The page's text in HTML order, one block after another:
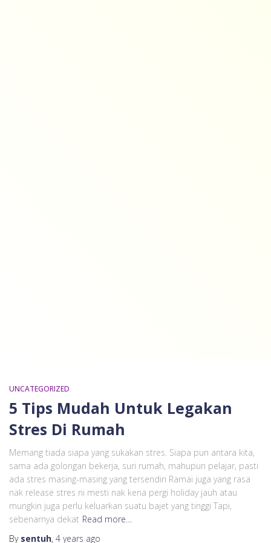
UNCATEGORIZED
5 Tips Mudah Untuk Legakan
Stres Di Rumah
Memang tiada siapa yang sukakan stres. Siapa pun antara kita,
sama ada golongan bekerja, suri rumah, mahupun pelajar, pasti
ada stres masing-masing yang tersendiri Ramai juga yang rasa
nak release stres ni mesti nak kena pergi holiday jauh atau
mungkin juga perlu keluarkan suatu bajet yang tinggi Tapi,
sebenarnya dekat Read more…
By sentuh, 4 years ago